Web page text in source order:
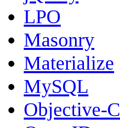
LPO
Masonry
Materialize
MySQL
Objective-C